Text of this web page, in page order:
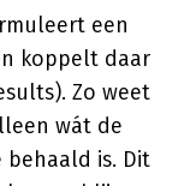
een
koppelt daar
Zo weet
wát de
behaald is. Dit